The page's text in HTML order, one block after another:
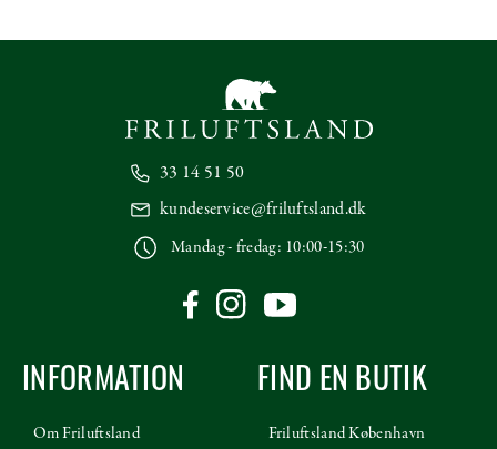
33 14 51 50
kundeservice@friluftsland.dk
Mandag - fredag: 10:00-15:30
INFORMATION
Om Friluftsland
FIND EN BUTIK
Friluftsland København